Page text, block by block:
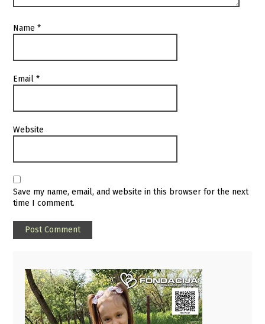
Name*
Email*
Website
Save my name, email, and website in this browser for the next
time I comment.